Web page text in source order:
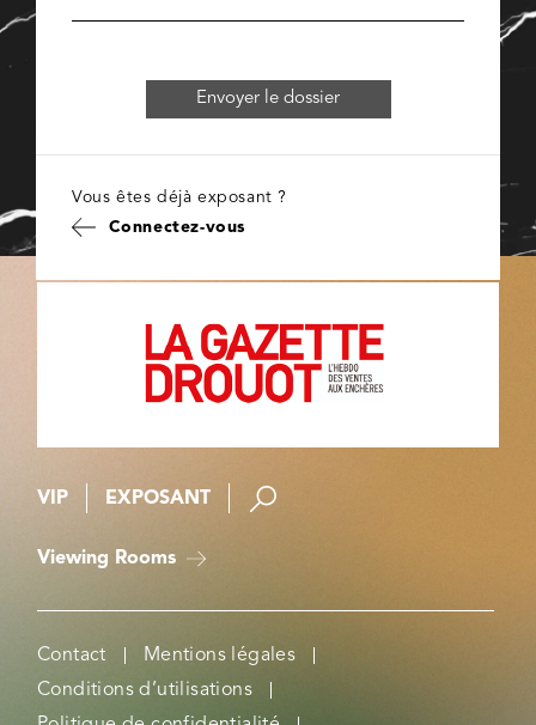
Envoyer le dossier
Vous êtes déjà exposant ?
Connectez-vous
VIP EXPOSANT
Viewing Rooms
Contact
Mentions légales
Conditions d’utilisations